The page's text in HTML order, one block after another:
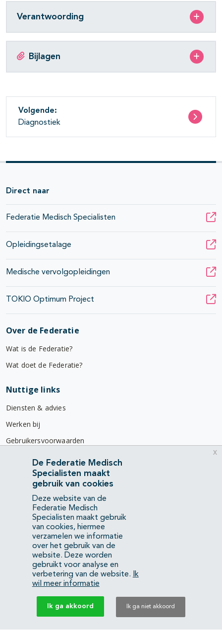
Verantwoording
Bijlagen
Volgende:
Diagnostiek
Direct naar
Federatie Medisch Specialisten
Opleidingsetalage
Medische vervolgopleidingen
TOKIO Optimum Project
Over de Federatie
Wat is de Federatie?
Wat doet de Federatie?
Nuttige links
Diensten & advies
Werken bij
Gebruikersvoorwaarden
Privacyverklaring
Contact
Mercatorlaan 1200
3528 BL Utrecht
(088) 505 34 34
info@richtlijnendatabase.nl
YouTubeLinkedIn
KvK Federatie Medisch Specialisten:40483480
Privacyverklaring
De Federatie Medisch
Specialisten maakt
gebruik van cookies
Deze website van de
Federatie Medisch
Specialisten maakt gebruik
van cookies, hiermee
verzamelen we informatie
over het gebruik van de
website. Deze worden
gebruikt voor analyse en
verbetering van de website.
Ik
wil meer informatie
Ik ga akkoord Ik ga niet akkoord
x